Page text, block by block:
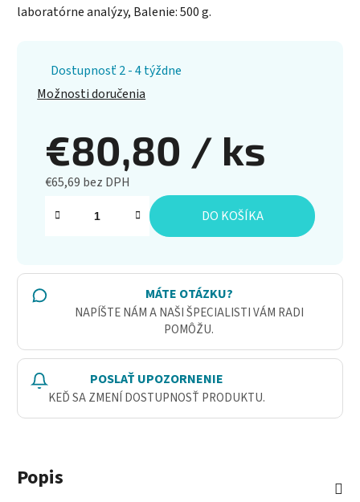
laboratórne analýzy, Balenie: 500 g.
Dostupnosť 2 - 4 týždne
Možnosti doručenia
€80,80 / ks
€65,69 bez DPH
Jednotková cena:
DO KOŠÍKA
MÁTE OTÁZKU?
NAPÍŠTE NÁM A NAŠI ŠPECIALISTI VÁM RADI
POMÔŽU.
POSLAŤ UPOZORNENIE
KEĎ SA ZMENÍ DOSTUPNOSŤ PRODUKTU.
Popis